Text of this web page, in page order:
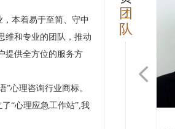
本着易于至简、守中
维和专业的团队，推动
提供全方位的服务方
”心理咨询行业商标。
“心理应急工作站”,我
넳
团
队